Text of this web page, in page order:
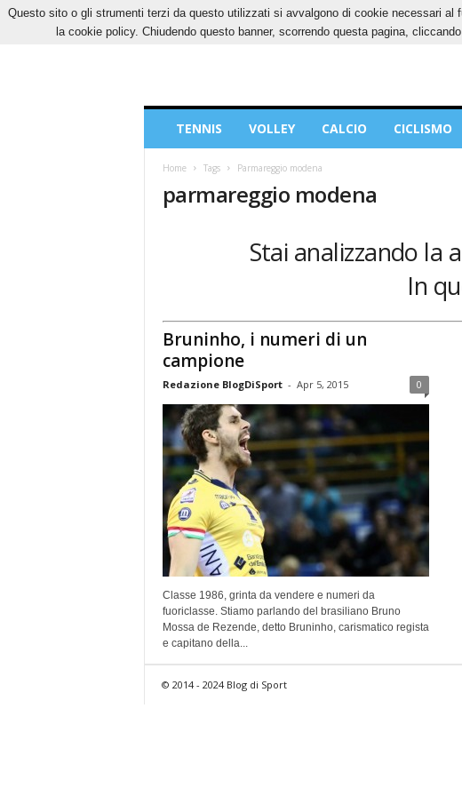
SABATO, 8 AGOSTO 2026 CONTATTI COOKIES
Sport
TENNIS VOLLEY CALCIO CICLISMO
Home Tags Parmareggio modena
parmareggio modena
Stai analizzando la
In
Bruninho, i numeri di un
campione
Redazione BlogDiSport - Apr 5, 2015 0
Classe 1986, grinta da vendere e numeri da
fuoriclasse. Stiamo parlando del brasiliano Bruno
Mossa de Rezende, detto Bruninho, carismatico regista
e capitano della...
© 2014 - 2024 Blog di Sport
Questo sito o gli strumenti terzi da questo utilizzati si avvalgono di cookie necessari
la cookie policy. Chiudendo questo banner, scorrendo questa pagina,